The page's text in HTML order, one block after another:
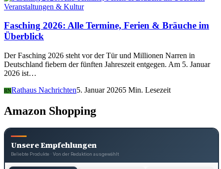
Veranstaltungen & Kultur
Fasching 2026: Alle Termine, Ferien & Bräuche im
Überblick
Der Fasching 2026 steht vor der Tür und Millionen Narren in
Deutschland fiebern der fünften Jahreszeit entgegen. Am 5. Januar
2026 ist…
RNRathaus Nachrichten5. Januar 20265 Min. Lesezeit
Amazon Shopping
Unsere Empfehlungen
Beliebte Produkte · Von der Redaktion ausgewählt